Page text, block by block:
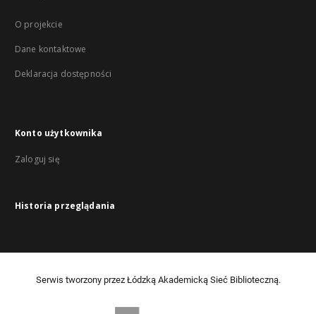
O projekcie
Dane kontaktowe
Deklaracja dostępności
Konto użytkownika
Zaloguj się
Historia przeglądania
Serwis tworzony przez Łódzką Akademicką Sieć Biblioteczną.